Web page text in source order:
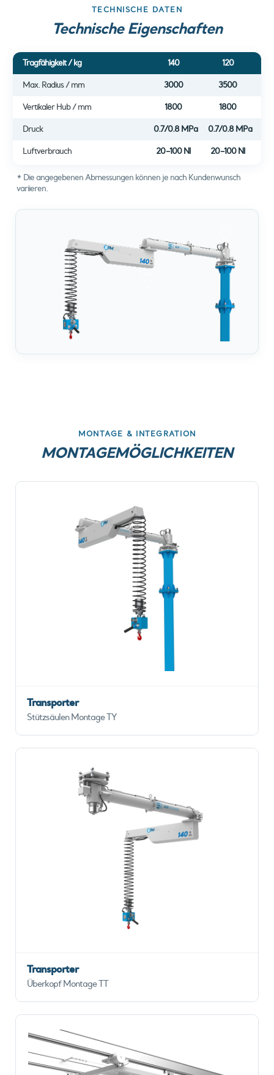
TECHNISCHE DATEN
Technische Eigenschaften
Tragfähigkeit / kg 140 120
Max. Radius / mm 3000 3500
Vertikaler Hub / mm 1800 1800
Druck 0.7/0.8 MPa 0.7/0.8 MPa
Luftverbrauch 20–100 Nl 20–100 Nl
* Die angegebenen Abmessungen können je nach Kundenwunsch
variieren.
MONTAGE & INTEGRATION
MONTAGEMÖGLICHKEITEN
Transporter
Stützsäulen Montage TY
Transporter
Überkopf Montage TT